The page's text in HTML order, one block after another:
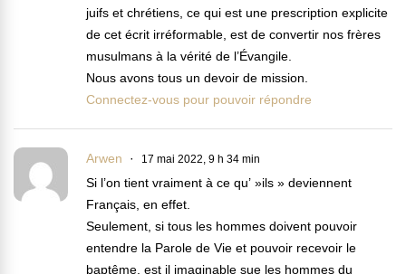
juifs et chrétiens, ce qui est une prescription explicite
de cet écrit irréformable, est de convertir nos frères
musulmans à la vérité de l’Évangile.
Nous avons tous un devoir de mission.
Connectez-vous pour pouvoir répondre
Arwen 17 mai 2022, 9 h 34 min
Si l’on tient vraiment à ce qu’ »ils » deviennent
Français, en effet.
Seulement, si tous les hommes doivent pouvoir
entendre la Parole de Vie et pouvoir recevoir le
baptême, est il imaginable sue les hommes du